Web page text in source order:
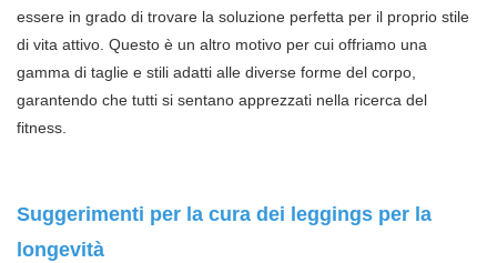
essere in grado di trovare la soluzione perfetta per il proprio stile
di vita attivo. Questo è un altro motivo per cui offriamo una
gamma di taglie e stili adatti alle diverse forme del corpo,
garantendo che tutti si sentano apprezzati nella ricerca del
fitness.
Suggerimenti per la cura dei leggings per la
longevità